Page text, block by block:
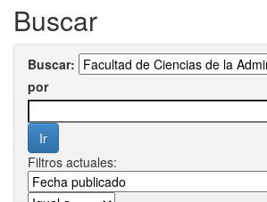
Buscar
Buscar:
por
Filtros actuales: